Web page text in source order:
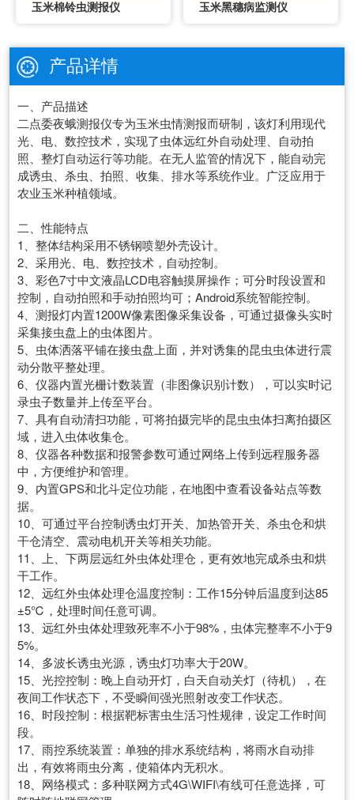
玉米棉铃虫测报仪 玉米黑穗病监测仪
产品详情
一、产品描述
二点委夜蛾测报仪专为玉米虫情测报而研制，该灯利用现代
光、电、数控技术，实现了虫体远红外自动处理、自动拍
照、整灯自动运行等功能。在无人监管的情况下，能自动完
成诱虫、杀虫、拍照、收集、排水等系统作业。广泛应用于
农业玉米种植领域。
二、性能特点
1、整体结构采用不锈钢喷塑外壳设计。
2、采用光、电、数控技术，自动控制。
3、彩色7寸中文液晶LCD电容触摸屏操作；可分时段设置和
控制，自动拍照和手动拍照均可；Android系统智能控制。
4、测报灯内置1200W像素图像采集设备，可通过摄像头实时
采集接虫盘上的虫体图片。
5、虫体洒落平铺在接虫盘上面，并对诱集的昆虫虫体进行震
动分散平整处理。
6、仪器内置光栅计数装置（非图像识别计数），可以实时记
录虫子数量并上传至平台。
7、具有自动清扫功能，可将拍摄完毕的昆虫虫体扫离拍摄区
域，进入虫体收集仓。
8、仪器各种数据和报警参数可通过网络上传到远程服务器
中，方便维护和管理。
9、内置GPS和北斗定位功能，在地图中查看设备站点等数
据。
10、可通过平台控制诱虫灯开关、加热管开关、杀虫仓和烘
干仓清空、震动电机开关等相关功能。
11、上、下两层远红外虫体处理仓，更有效地完成杀虫和烘
干工作。
12、远红外虫体处理仓温度控制：工作15分钟后温度到达85
±5℃，处理时间任意可调。
13、远红外虫体处理致死率不小于98%，虫体完整率不小于9
5%。
14、多波长诱虫光源，诱虫灯功率大于20W。
15、光控控制：晚上自动开灯，白天自动关灯（待机），在
夜间工作状态下，不受瞬间强光照射改变工作状态。
16、时段控制：根据靶标害虫生活习性规律，设定工作时间
段。
17、雨控系统装置：单独的排水系统结构，将雨水自动排
出，有效将雨虫分离，使箱体内无积水。
18、网络模式：多种联网方式4G\WIFI\有线可任意选择，可